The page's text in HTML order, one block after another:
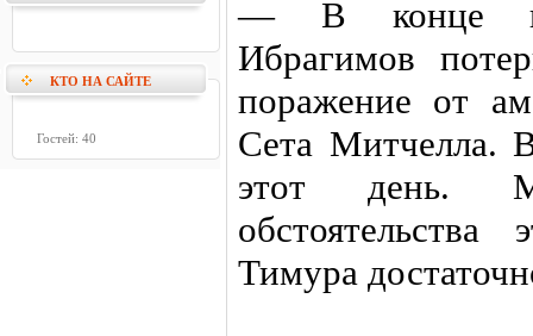
КТО НА САЙТЕ
Гостей: 40
— В конце
Ибрагимов
поражение от
Сета Митчелла.
этот день.
Тимура